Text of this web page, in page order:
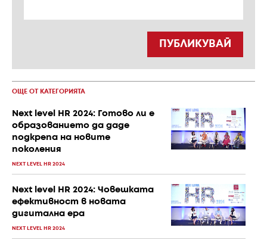
ПУБЛИКУВАЙ
ОЩЕ ОТ КАТЕГОРИЯТА
Next level HR 2024: Готово ли е
образованието да даде
подкрепа на новите
поколения
NEXT LEVEL HR 2024
Next level HR 2024: Човешката
ефективност в новата
дигитална ера
NEXT LEVEL HR 2024